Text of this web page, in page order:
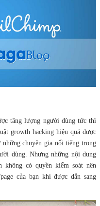
tăng lượng người dùng tức thì
growth hacking hiệu quả được
chuyên gia nổi tiếng trong
dùng. Nhưng những nội dung
không có quyền kiểm soát nên
của bạn khi được dẫn sang